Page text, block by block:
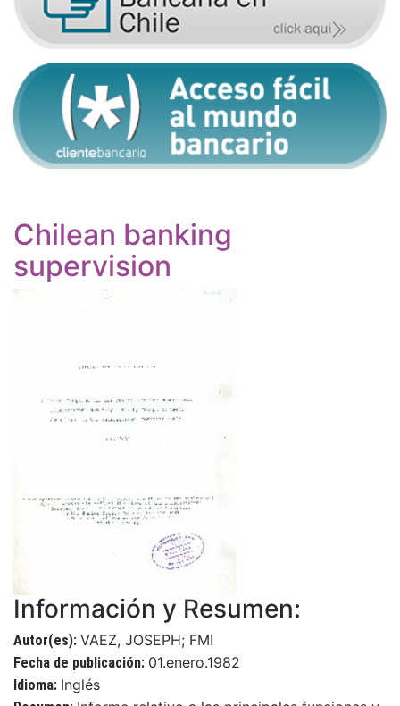
Chilean banking
supervision
Información y Resumen:
Autor(es): VAEZ, JOSEPH; FMI
Fecha de publicación: 01.enero.1982
Idioma: Inglés